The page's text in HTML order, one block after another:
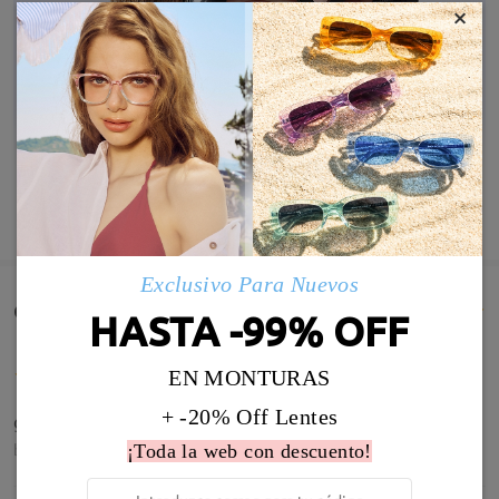
MOSTRAR MÁS
Comentarios de Clientes(14)
gracias
by onMar 11 , 2025
×
Exclusivo Para Nuevos
HASTA -99% OFF
EN MONTURAS
+ -20% Off Lentes
¡Toda la web con descuento!